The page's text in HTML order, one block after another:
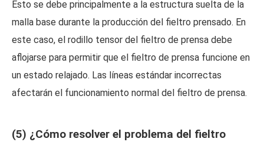
Esto se debe principalmente a la estructura suelta de la
malla base durante la producción del fieltro prensado. En
este caso, el rodillo tensor del fieltro de prensa debe
aflojarse para permitir que el fieltro de prensa funcione en
un estado relajado. Las líneas estándar incorrectas
afectarán el funcionamiento normal del fieltro de prensa.
(5) ¿Cómo resolver el problema del fieltro